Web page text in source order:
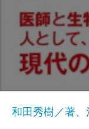
和田秀樹／著